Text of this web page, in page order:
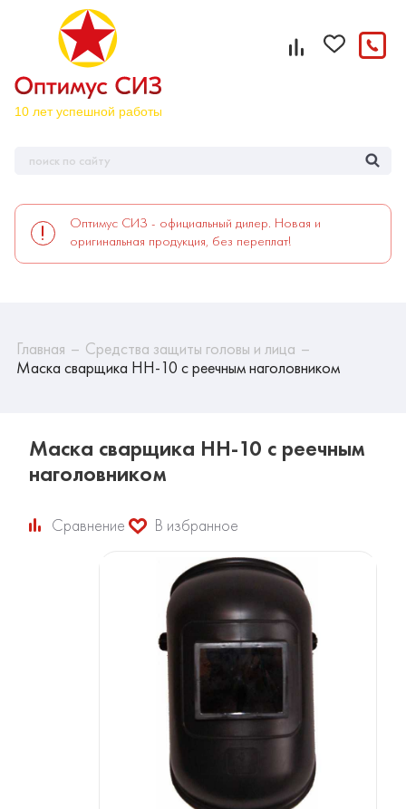
Оптимус СИЗ - официальный дилер. Новая и
оригинальная продукция, без переплат!
Главная
Средства защиты головы и лица
Маска сварщика НН-10 с реечным наголовником
Маска сварщика НН-10 с реечным
наголовником
Сравнение В избранное